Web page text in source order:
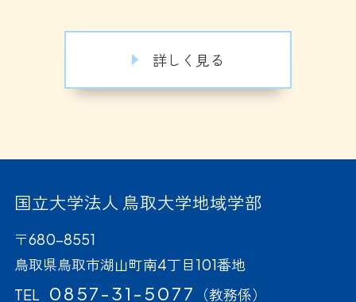
詳しく見る
国立大学法人 鳥取大学地域学部
〒680-8551
鳥取県鳥取市湖山町南4丁目101番地
TEL
0857-31-5077 （教務係）